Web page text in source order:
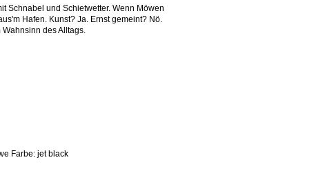
Schnabel und Schietwetter. Wenn Möwen
Hafen. Kunst? Ja. Ernst gemeint? Nö.
des Alltags.
Farbe: jet black